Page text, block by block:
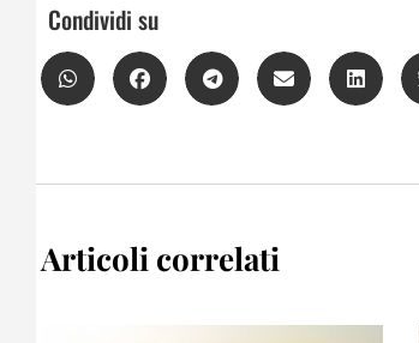
Condividi su
Articoli correlati